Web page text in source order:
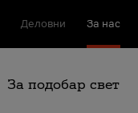
Деловни За нас
За подобар свет